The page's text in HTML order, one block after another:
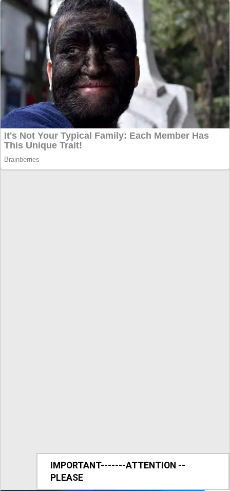
IMPORTANT-------ATTENTION --
PLEASE